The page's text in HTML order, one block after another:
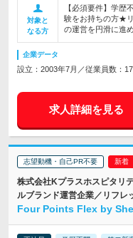
対象と
なる方
【必須要件】学歴
験をお持ちの方★
の運営を円滑に進
企業データ
設立：2003年7月／従業員数：
求人詳細を見る
志望動機・自己PR不要
株式会社Kプラスホスピタリ
ルブランド運営企業／リフレ
Four Points Flex by